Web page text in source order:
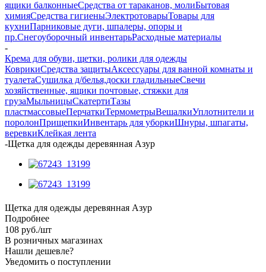
ящики балконныеСредства от тараканов, молиБытовая
химияСредства гигиеныЭлектротоварыТовары для
кухниПарниковые дуги, шпалеры, опоры и
пр.Снегоуборочный инвентарьРасходные материалы
-
Крема для обуви, щетки, ролики для одежды
КоврикиСредства защитыАксессуары для ванной комнаты и
туалетаСушилка д/белья,доски гладильныеСвечи
хозяйственные, ящики почтовые, стяжки для
грузаМыльницыСкатертиТазы
пластмассовыеПерчаткиТермометрыВешалкиУплотнители и
поролонПрищепкиИнвентарь для уборкиШнуры, шпагаты,
веревкиКлейкая лента
-Щетка для одежды деревянная Азур
Щетка для одежды деревянная Азур
Подробнее
108 руб./шт
В розничных магазинах
Нашли дешевле?
Уведомить о поступлении